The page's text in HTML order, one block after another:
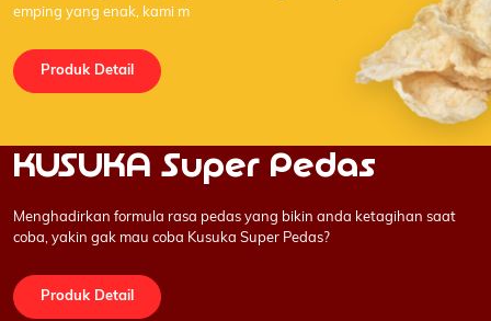
emping yang enak, kami m
Produk Detail
KUSUKA Super Pedas
Menghadirkan formula rasa pedas yang bikin anda ketagihan saat
coba, yakin gak mau coba Kusuka Super Pedas?
Produk Detail